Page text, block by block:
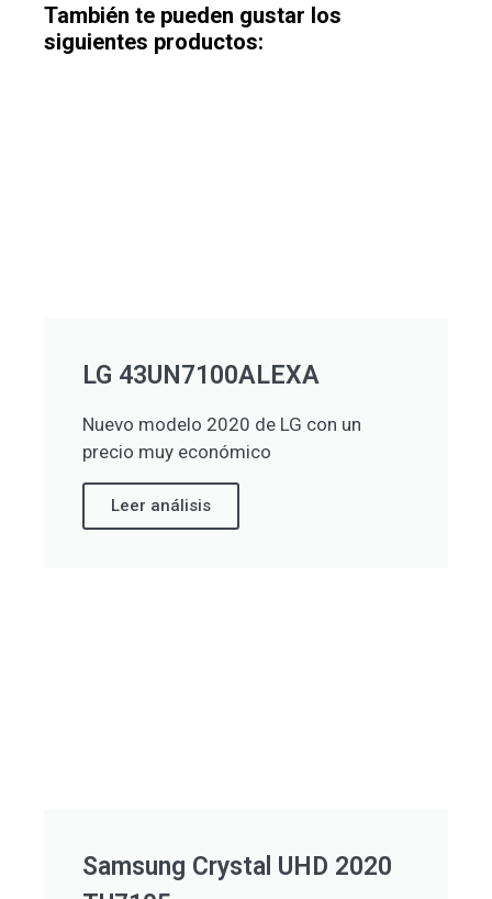
También te pueden gustar los
siguientes productos:
LG 43UN7100ALEXA
Nuevo modelo 2020 de LG con un
precio muy económico
Leer análisis
Samsung Crystal UHD 2020